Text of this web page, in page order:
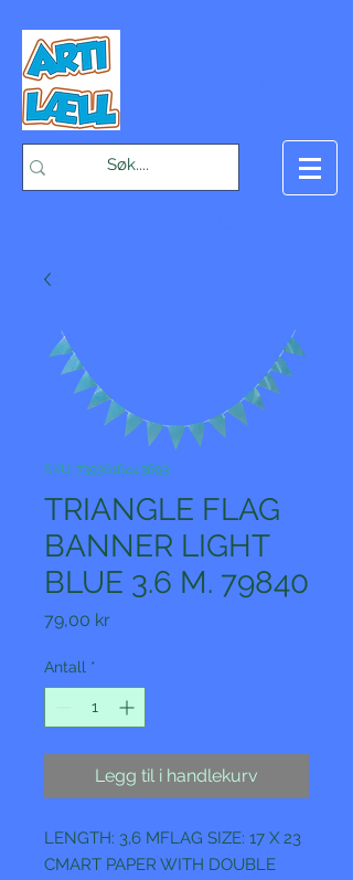
SKU: 7393616443693
TRIANGLE FLAG
BANNER LIGHT
BLUE 3.6 M. 79840
79,00 krPris
Antall *
Legg til i handlekurv
LENGTH: 3,6 MFLAG SIZE: 17 X 23
CMART PAPER WITH DOUBLE